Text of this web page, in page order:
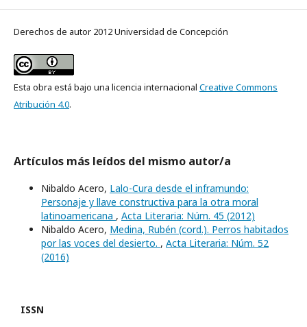
Derechos de autor 2012 Universidad de Concepción
Esta obra está bajo una licencia internacional Creative Commons
Atribución 4.0.
Artículos más leídos del mismo autor/a
Nibaldo Acero, Lalo-Cura desde el inframundo:
Personaje y llave constructiva para la otra moral
latinoamericana , Acta Literaria: Núm. 45 (2012)
Nibaldo Acero, Medina, Rubén (cord.). Perros habitados
por las voces del desierto. , Acta Literaria: Núm. 52
(2016)
ISSN